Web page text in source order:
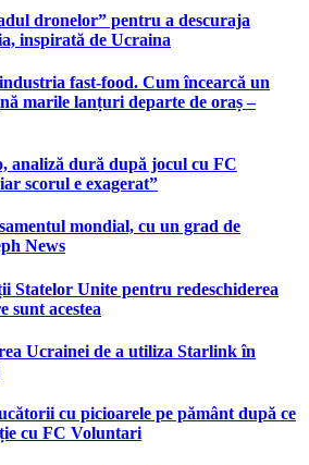
dronelor” pentru a descuraja
inspirată de Ucraina
fast-food. Cum încearcă un
marile lanțuri departe de oraș –
analiză dură după jocul cu FC
scorul e exagerat”
mondial, cu un grad de
News
Statelor Unite pentru redeschiderea
sunt acestea
Ucrainei de a utiliza Starlink în
cu picioarele pe pământ după ce
cu FC Voluntari